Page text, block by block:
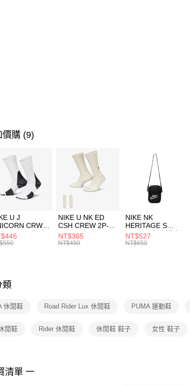
價購 (9)
U J
CRW
-160 男女 中
FZ3393100
NIKE U NK ED
CSH CREW 2P-
144 EMBRDY 男
女 短統襪
NT$365
NT$450
NIKE NK
HERITAGE S
SMIT 男女 側背包
BA5871010
NT$527
NT$650
類
休閒鞋 Road Rider Lux 休閒鞋 PUMA 運動鞋
閒鞋 Rider 休閒鞋 休閒鞋 鞋子 女性 鞋子
清單 一